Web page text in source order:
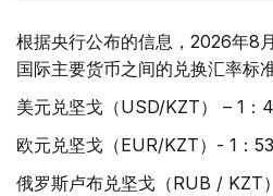
根据央行公布的信息，2026年8
国际主要货币之间的兑换汇率标
美元兑坚戈（USD/KZT） – 1：
欧元兑坚戈（EUR/KZT）- 1：
俄罗斯卢布兑坚戈（RUB / KZT